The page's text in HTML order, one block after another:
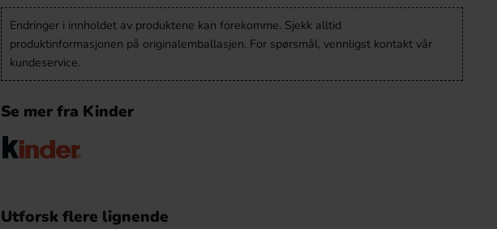
Endringer i innholdet av produktene kan forekomme. Sjekk alltid
produktinformasjonen på originalemballasjen. For spørsmål, vennligst kontakt vår
kundeservice.
Se mer fra Kinder
Utforsk flere lignende